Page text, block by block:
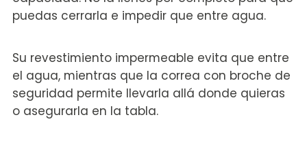
puedas cerrarla e impedir que entre agua.
Su revestimiento impermeable evita que entre
el agua, mientras que la correa con broche de
seguridad permite llevarla allá donde quieras
o asegurarla en la tabla.